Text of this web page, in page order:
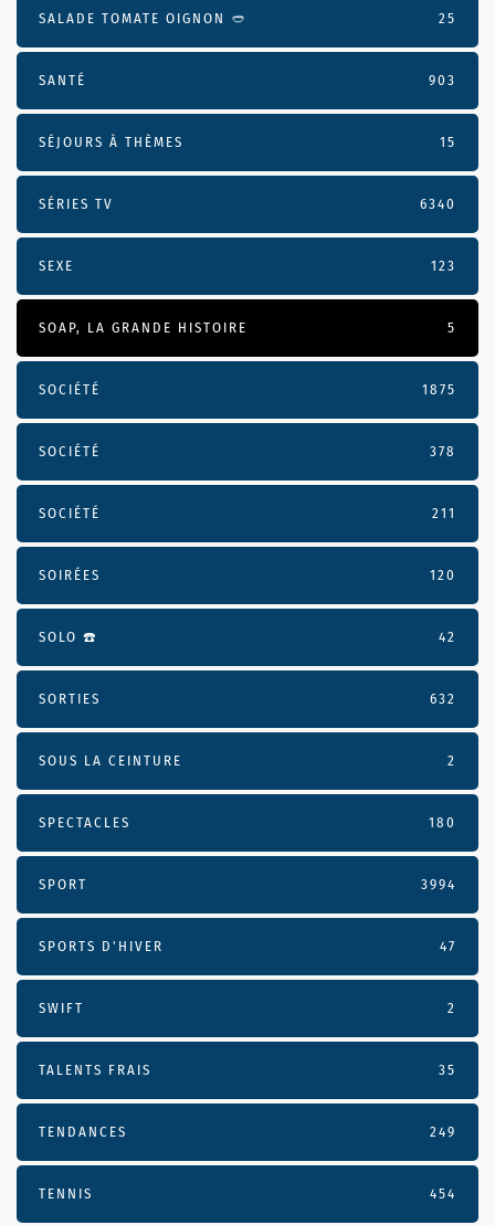
SALADE TOMATE OIGNON 🥙 25
SANTÉ 903
SÉJOURS À THÈMES 15
SÉRIES TV 6340
SEXE 123
SOAP, LA GRANDE HISTOIRE 5
SOCIÉTÉ 1875
SOCIÉTÉ 378
SOCIÉTÉ 211
SOIRÉES 120
SOLO ☎️ 42
SORTIES 632
SOUS LA CEINTURE 2
SPECTACLES 180
SPORT 3994
SPORTS D'HIVER 47
SWIFT 2
TALENTS FRAIS 35
TENDANCES 249
TENNIS 454